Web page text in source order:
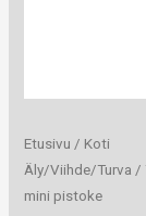
Etusivu / Koti
Äly/Viihde/Turva /
mini pistoke